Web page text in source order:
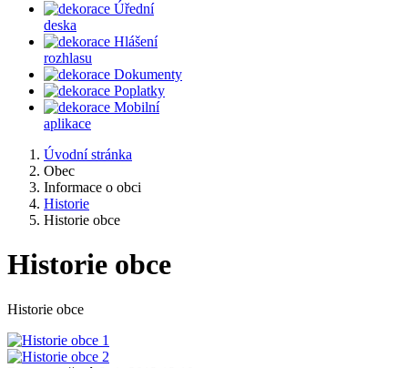
Úřední
deska
Hlášení
rozhlasu
Dokumenty
Poplatky
Mobilní
aplikace
Úvodní stránka
Obec
Informace o obci
Historie
Historie obce
Historie obce
Historie obce